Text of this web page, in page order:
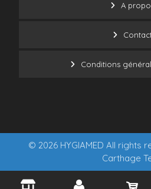
A
Conditions
© 2026 HYGIAMED All rights
Carthage